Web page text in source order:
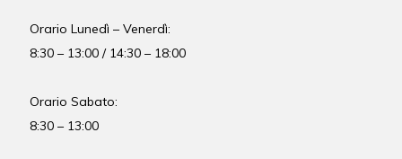
OrarioLunedì – Venerdì:
8:30 – 13:00 / 14:30 – 18:00
Orario Sabato:
8:30 – 13:00